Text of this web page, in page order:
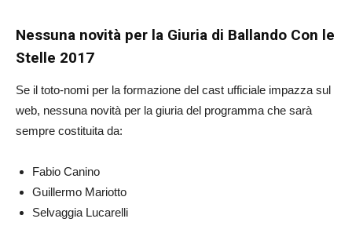
Nessuna novità per la Giuria di Ballando Con le
Stelle 2017
Se il toto-nomi per la formazione del cast ufficiale impazza sul
web, nessuna novità per la giuria del programma che sarà
sempre costituita da:
Fabio Canino
Guillermo Mariotto
Selvaggia Lucarelli